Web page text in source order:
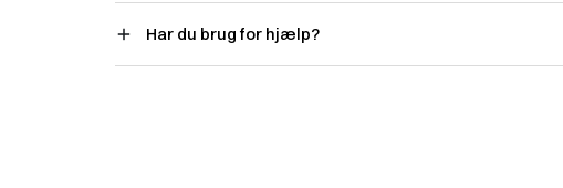
Har du brug for hjælp?